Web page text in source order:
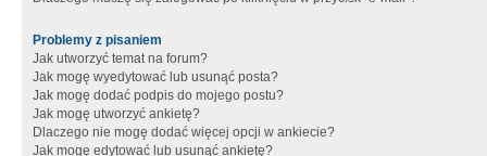
Problemy z pisaniem
Jak utworzyć temat na forum?
Jak mogę wyedytować lub usunąć posta?
Jak mogę dodać podpis do mojego postu?
Jak mogę utworzyć ankietę?
Dlaczego nie mogę dodać więcej opcji w ankiecie?
Jak mogę edytować lub usunąć ankietę?